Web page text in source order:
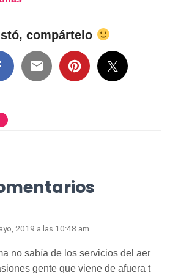
compártelo
2019 a las 10:48 am
no sabía de los servicios del aer
gente que viene de afuera t